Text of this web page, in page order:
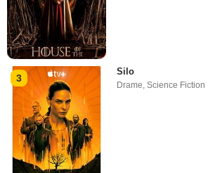
3
Silo
Drame,Science Fiction